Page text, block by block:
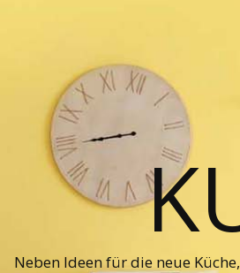
Neben Ideen für die neue